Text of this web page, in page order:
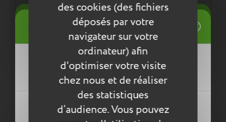
des cookies (des fichiers
déposés par votre
navigateur sur votre
ordinateur) afin
d'optimiser votre visite
chez nous et de réaliser
des statistiques
d’audience. Vous pouvez
normes environnementales européennes ReACH
Entretien
Pour l’entretien de nos produits, nous vous
conseillons d’utiliser un chiffon humide ou une
éponge légèrement humidifiée à l'eau
savonneuse. N’utilisez pas de produits agressifs
qui risqueraient de détériorer le produit.
Mes listes d'envies
Créer une nouvelle liste
((title))
((createText))
Connexion
Vous devez être connecté pour ajouter
des produits à votre liste d'envies.
((loginText))